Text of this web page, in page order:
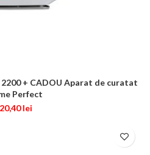
+ CADOU Aparat de curatat
Perfect
lei